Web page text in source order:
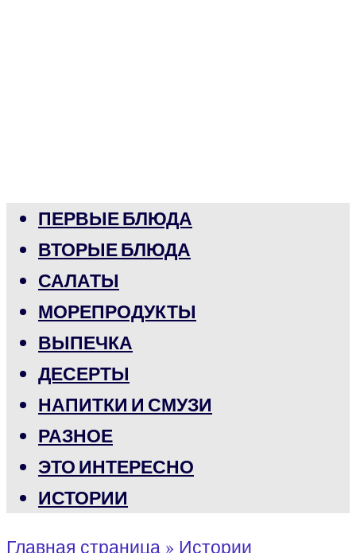
ПЕРВЫЕ БЛЮДА
ВТОРЫЕ БЛЮДА
САЛАТЫ
МОРЕПРОДУКТЫ
ВЫПЕЧКА
ДЕСЕРТЫ
НАПИТКИ И СМУЗИ
РАЗНОЕ
ЭТО ИНТЕРЕСНО
ИСТОРИИ
Главная страница » Истории